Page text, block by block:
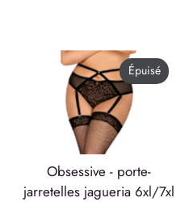
obsessive - porte-
jarretelles jagueria 6xl/7xl
Épuisé